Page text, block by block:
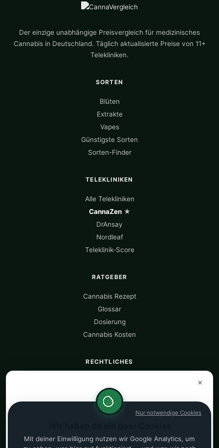
Der einzige unabhängige Preisvergleich für medizinisches
Cannabis in Deutschland. Täglich aktualisierte Preise von 11+
Telekliniken.
SORTEN
Blüten
Extrakte
Vapes
Günstigste Sorten
Sorten-Finder
TELEKLINIKEN
Alle Telekliniken
CannaZen★
DrAnsay
Nordleaf
Teleklinik-Score
RATGEBER
Cannabis Rezept
Glossar
Dosierung
Cannabis Kosten
RECHTLICHES
Datenquellen
Datenschutz
Nur notwendige Cookies
Mit deiner Einwilligung nutzen wir Google Analytics, um
×